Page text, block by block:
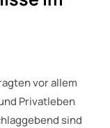
vor allem
Privatleben
sind